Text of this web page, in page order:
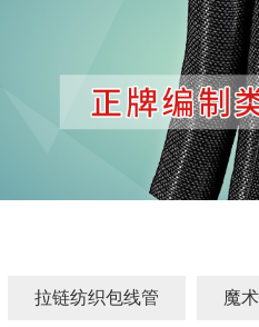
拉链纺织包线管 魔